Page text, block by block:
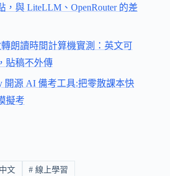
，與 LiteLLM、OpenRouter 的差
轉朗讀時間計算機實測：英文可
貼稿不外傳
開源 AI 備考工具:把零散課本快
擬考
文 # 線上學習